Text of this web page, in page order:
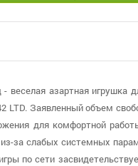
веселая азартная игрушка
LTD. Заявленный объем
для комфортной
за слабых системных
по сети